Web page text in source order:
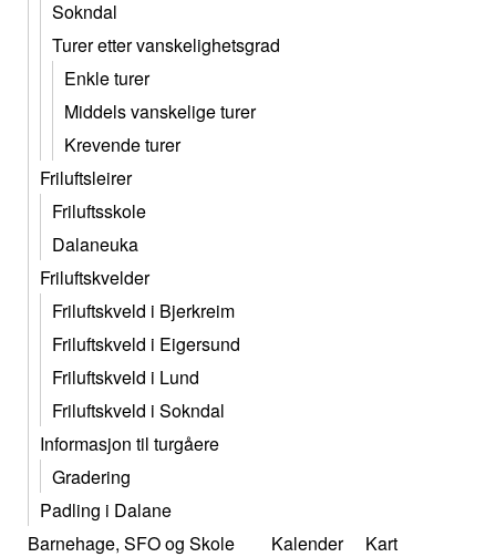
Sokndal
Turer etter vanskelighetsgrad
Enkle turer
Middels vanskelige turer
Krevende turer
Friluftsleirer
Friluftsskole
Dalaneuka
Friluftskvelder
Friluftskveld i Bjerkreim
Friluftskveld i Eigersund
Friluftskveld i Lund
Friluftskveld i Sokndal
Informasjon til turgåere
Gradering
Padling i Dalane
Barnehage, SFO og Skole
Kalender Kart